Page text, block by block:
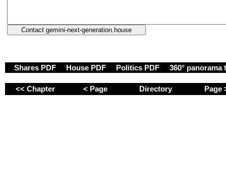
Shares PDF House PDF Politics PDF 360°
<< Chapter < Page Directory